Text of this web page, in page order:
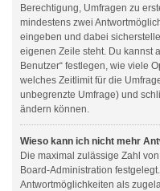
Berechtigung, Umfragen zu
mindestens zwei
eingeben und dabei
eigenen Zeile steht. Du kannst
Benutzer“ festlegen, wie viele
welches Zeitlimit für die
unbegrenzte Umfrage) und
ändern können.
Wieso kann ich nicht mehr
Die maximal zulässige Zahl
Board-Administration
Antwortmöglichkeiten als